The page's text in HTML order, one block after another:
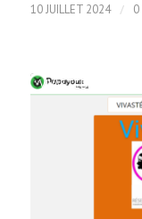
10 JUILLET 2024 / 0
VIVASTÉBELLE